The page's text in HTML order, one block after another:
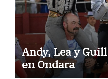
Andy, Lea y
en Ondara